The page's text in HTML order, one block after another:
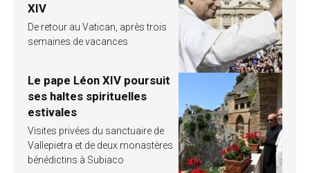
XIV
De retour au Vatican, après trois
semaines de vacances
Le pape Léon XIV poursuit
ses haltes spirituelles
estivales
Visites privées du sanctuaire de
Vallepietra et de deux monastères
bénédictins à Subiaco